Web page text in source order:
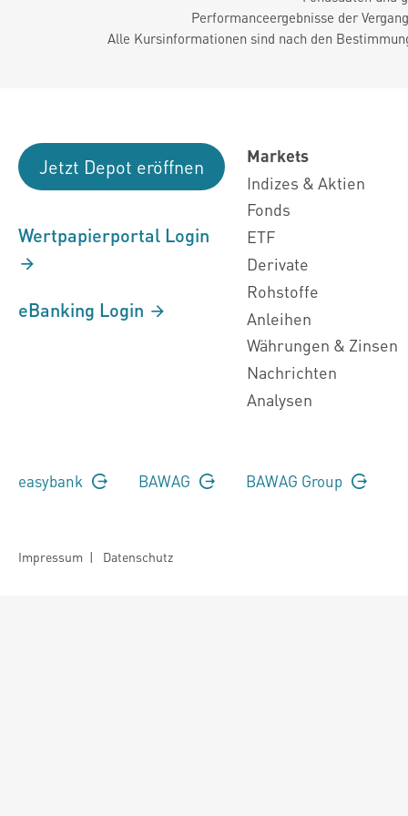
Performanceergebnisse der
Alle Kursinformationen sind nach den
Jetzt Depot eröffnen
Wertpapierportal Login
eBanking Login
Markets
Indizes & Aktien
Fonds
ETF
Derivate
Rohstoffe
Anleihen
Währungen & Zinsen
Nachrichten
Analysen
easybank BAWAG BAWAG Group
Impressum | Datenschutz